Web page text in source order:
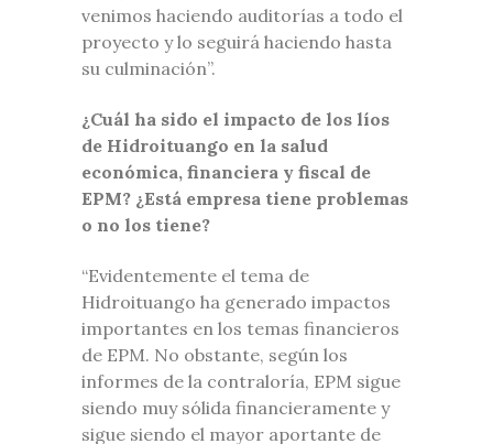
venimos haciendo auditorías a todo el
proyecto y lo seguirá haciendo hasta
su culminación”.
¿Cuál ha sido el impacto de los líos
de Hidroituango en la salud
económica, financiera y fiscal de
EPM? ¿Está empresa tiene problemas
o no los tiene?
“Evidentemente el tema de
Hidroituango ha generado impactos
importantes en los temas financieros
de EPM. No obstante, según los
informes de la contraloría, EPM sigue
siendo muy sólida financieramente y
sigue siendo el mayor aportante de